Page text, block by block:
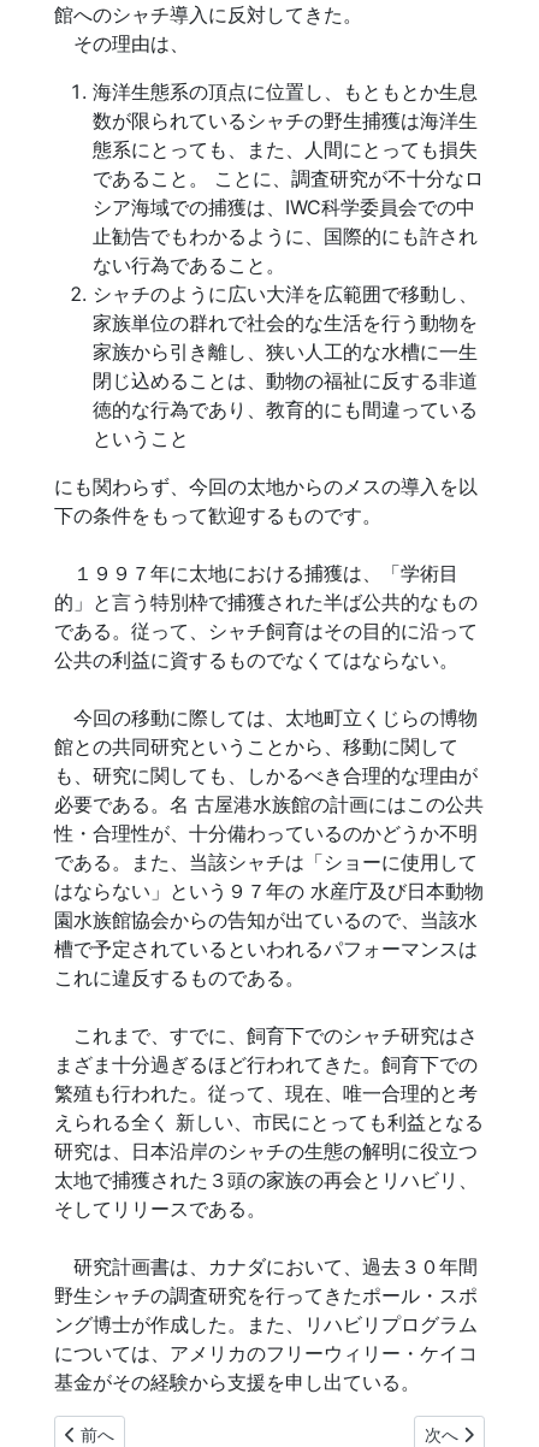
館へのシャチ導入に反対してきた。
その理由は、
海洋生態系の頂点に位置し、もともとか生息
数が限られているシャチの野生捕獲は海洋生
態系にとっても、また、人間にとっても損失
であること。 ことに、調査研究が不十分なロ
シア海域での捕獲は、IWC科学委員会での中
止勧告でもわかるように、国際的にも許され
ない行為であること。
シャチのように広い大洋を広範囲で移動し、
家族単位の群れで社会的な生活を行う動物を
家族から引き離し、狭い人工的な水槽に一生
閉じ込めることは、動物の福祉に反する非道
徳的な行為であり、教育的にも間違っている
ということ
にも関わらず、今回の太地からのメスの導入を以
下の条件をもって歓迎するものです。
１９９７年に太地における捕獲は、「学術目
的」と言う特別枠で捕獲された半ば公共的なもの
である。従って、シャチ飼育はその目的に沿って
公共の利益に資するものでなくてはならない。
今回の移動に際しては、太地町立くじらの博物
館との共同研究ということから、移動に関して
も、研究に関しても、しかるべき合理的な理由が
必要である。名 古屋港水族館の計画にはこの公共
性・合理性が、十分備わっているのかどうか不明
である。また、当該シャチは「ショーに使用して
はならない」という９７年の 水産庁及び日本動物
園水族館協会からの告知が出ているので、当該水
槽で予定されているといわれるパフォーマンスは
これに違反するものである。
これまで、すでに、飼育下でのシャチ研究はさ
まざま十分過ぎるほど行われてきた。飼育下での
繁殖も行われた。従って、現在、唯一合理的と考
えられる全く 新しい、市民にとっても利益となる
研究は、日本沿岸のシャチの生態の解明に役立つ
太地で捕獲された３頭の家族の再会とリハビリ、
そしてリリースである。
研究計画書は、カナダにおいて、過去３０年間
野生シャチの調査研究を行ってきたポール・スポ
ング博士が作成した。また、リハビリプログラム
については、アメリカのフリーウィリー・ケイコ
基金がその経験から支援を申し出ている。
前の記事へ: ロシアのオルカ捕獲への反対決議
前へ 次の記事へ:
次へ